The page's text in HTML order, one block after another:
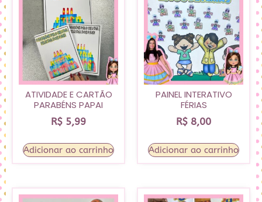
ATIVIDADE E CARTÃO
PARABÉNS PAPAI
R$ 5,99
Adicionar ao carrinho
PAINEL INTERATIVO
FÉRIAS
R$ 8,00
Adicionar ao carrinho